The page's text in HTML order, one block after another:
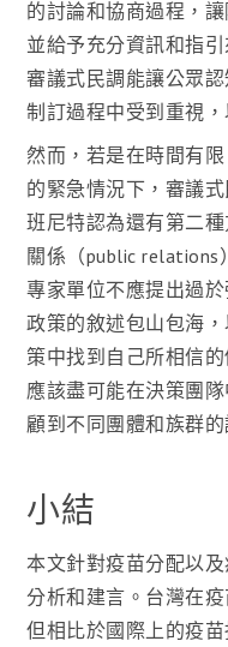
的討論和協商過程，
並給予充分資訊和指
審議式民調能讓公眾
制訂過程中受到重視
然而，若是在時間有
的緊急情況下，審議
班尼特認為還有第二
關係（public relations
專家單位不應提出過
政策的敘述包山包海
策中找到自己所相信
應該盡可能在決策團
顧到不同團體和族群的
小結
本文針對疫苗分配以
分析和建言。台灣在
但相比於國際上的疫